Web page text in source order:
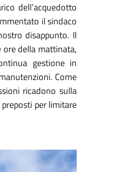
dell’acquedotto
il sindaco
disappunto. Il
della mattinata,
gestione in
Come
ricadono sulla
per limitare